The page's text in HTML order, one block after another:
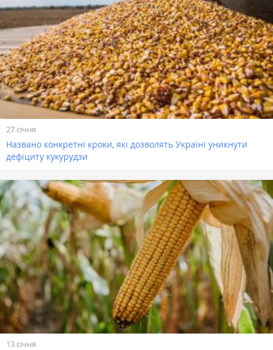
27 січня
Названо конкретні кроки, які дозволять Україні уникнути
дефіциту кукурудзи
13 січня